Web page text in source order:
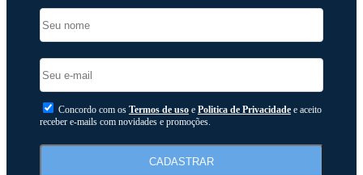
Concordo com os Termos de uso e Politica de Privacidade e aceito
receber e-mails com novidades e promoções.
CADASTRAR